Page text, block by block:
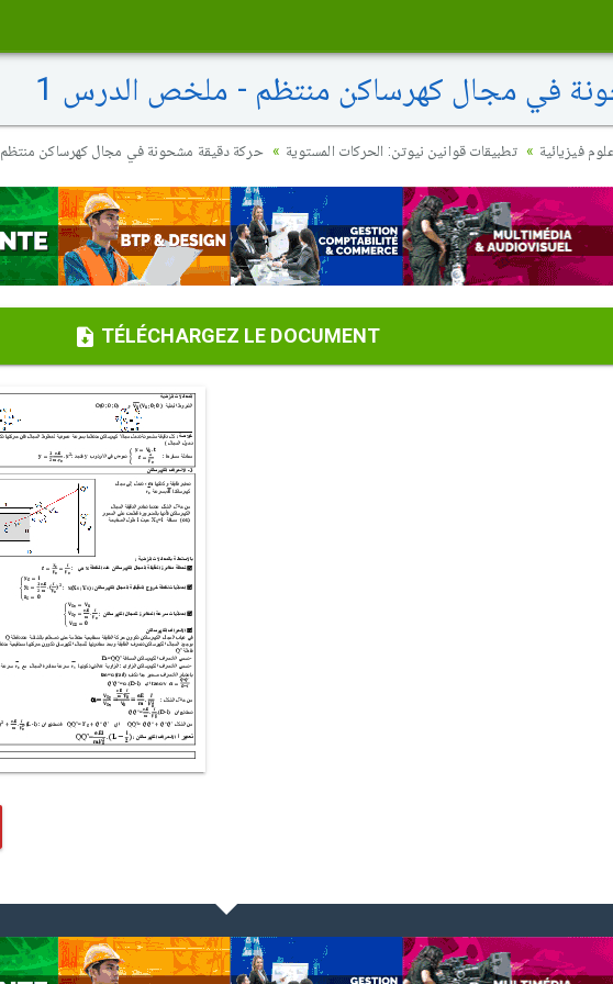
في مجال كهرساكن منتظم - ملخص الدرس 1
فيزيائية تطبيقات قوانين نيوتن: الحركات المستوية حركة دقيقة مشحونة في مجال كهرساكن
TÉLÉCHARGEZ LE DOCUMENT